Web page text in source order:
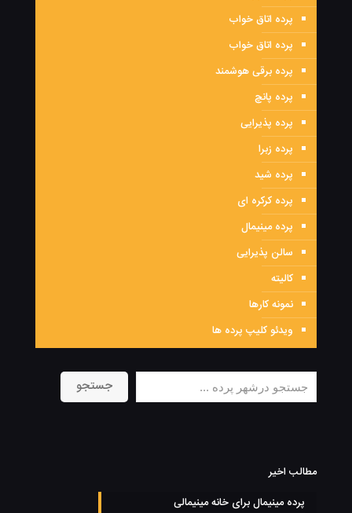
پرده اتاق خواب
پرده اتاق خواب
پرده برقی هوشمند
پرده پانچ
پرده پذیرایی
پرده زبرا
پرده شید
پرده کرکره ای
پرده مینیمال
سالن پذیرایی
کالیته
نمونه کارها
ویدئو کلیپ پرده ها
جستجو
مطالب اخیر
پرده مینیمال برای خانه مینیمالی